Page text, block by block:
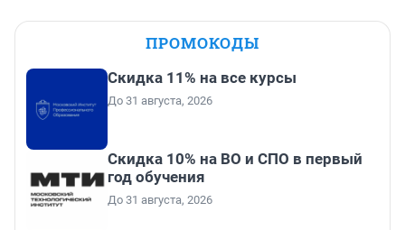
ПРОМОКОДЫ
Скидка 11% на все курсы
До 31 августа, 2026
Скидка 10% на ВО и СПО в первый
год обучения
До 31 августа, 2026